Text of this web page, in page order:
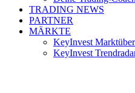
TRADING NEWS
PARTNER
MÄRKTE
KeyInvest
KeyInvest